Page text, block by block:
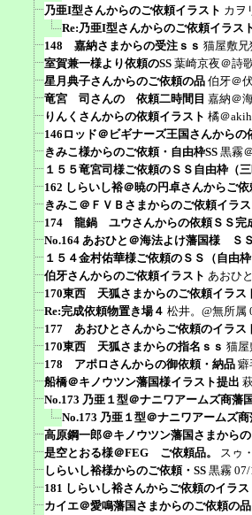
乃亜I型さんからのご依頼イラスト カヲ
Re:乃亜I型さんからのご依頼イラス
148 嘉納さまからの受注ｓｓ 猫屋敷兄
室賀兼一様より依頼のSS 葉崎京夜＠詩
星月典子さんからのご依頼の品 伯牙＠
竜宮 司さんの 依頼二時間目 嘉納＠
りんくさんからの依頼イラスト 橘＠
146ロッド＠ビギナーズ王国さんからの
きみこ様からのご依頼・自由枠SS 黒霧
１５５竜宮司様ご依頼のＳＳ自由枠（三
162 しらいし裕＠暁の円卓さんからご依
きみこ＠ＦＶＢさまからのご依頼イラス
174 龍鍋 ユウさんからの依頼ＳＳ完
No.164 あおひと＠海法よけ藩国様 Ｓ
１５４金村佑華様ご依頼のＳＳ（自由
伯牙さんからのご依頼イラスト あおひ
170東西 天狐さまからのご依頼イラス
Re:完成依頼物置き場４ 松井。@無所属
177 あおひとさんからご依頼のイラス
170東西 天狐さまからの指名ｓｓ 猫屋
178 アポロさんからの御依頼・納品 癖
船橋＠キノウツン藩国様イラスト提出
No.173 乃亜１型＠ナニワアームズ商藩
No.173 乃亜１型＠ナニワアームズ
高原鋼一郎＠キノウツン藩国さまから
是空とおる様＠FEG ご依頼品。
スゥ
しらいし裕様からのご依頼・SS 黒霧 07/
181 しらいし裕さんからご依頼のイラス
カイエ＠愛鳴藩国さまからのご依頼の品